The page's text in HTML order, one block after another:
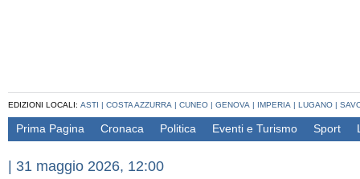
EDIZIONI LOCALI: ASTI | COSTA AZZURRA | CUNEO | GENOVA | IMPERIA | LUGANO |
Prima Pagina Cronaca Politica Eventi e Turismo Sport
| 31 maggio 2026, 12:00